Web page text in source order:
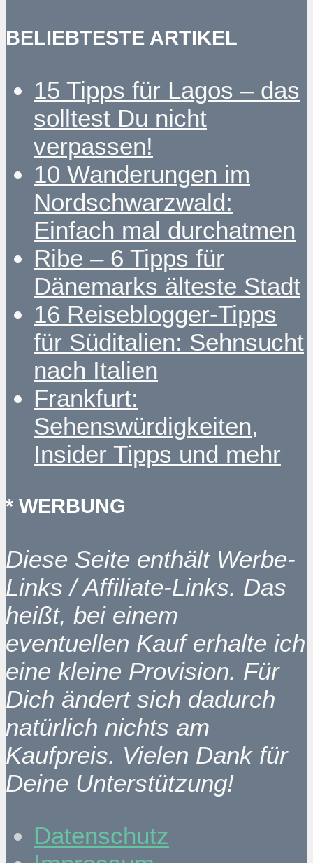
BELIEBTESTE ARTIKEL
15 Tipps für Lagos – das
solltest Du nicht
verpassen!
10 Wanderungen im
Nordschwarzwald:
Einfach mal durchatmen
Ribe – 6 Tipps für
Dänemarks älteste Stadt
16 Reiseblogger-Tipps
für Süditalien: Sehnsucht
nach Italien
Frankfurt:
Sehenswürdigkeiten,
Insider Tipps und mehr
* WERBUNG
Diese Seite enthält Werbe-
Links / Affiliate-Links. Das
heißt, bei einem
eventuellen Kauf erhalte ich
eine kleine Provision. Für
Dich ändert sich dadurch
natürlich nichts am
Kaufpreis. Vielen Dank für
Deine Unterstützung!
Datenschutz